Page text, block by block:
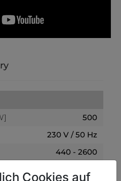
500
230 V / 50 Hz
440 - 2600
Cookies auf